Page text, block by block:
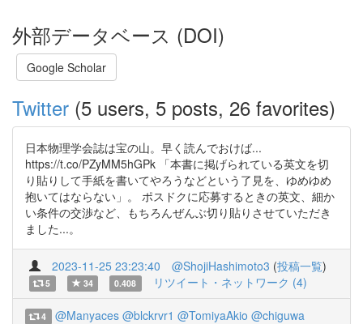
外部データベース (DOI)
Google Scholar
Twitter (5 users, 5 posts, 26 favorites)
日本物理学会誌は宝の山。早く読んでおけば...
https://t.co/PZyMM5hGPk 「本書に掲げられている英文を切
り貼りして手紙を書いてやろうなどという了見を、ゆめゆめ
抱いてはならない」。 ポスドクに応募するときの英文、細か
い条件の交渉など、もちろんぜんぶ切り貼りさせていただき
ました...。
2023-11-25 23:23:40 @ShojiHashimoto3 (投稿一覧)
5 34 0.408 リツイート・ネットワーク (4)
4 @Manyaces @blckrvr1 @TomiyaAkio @chiguwa